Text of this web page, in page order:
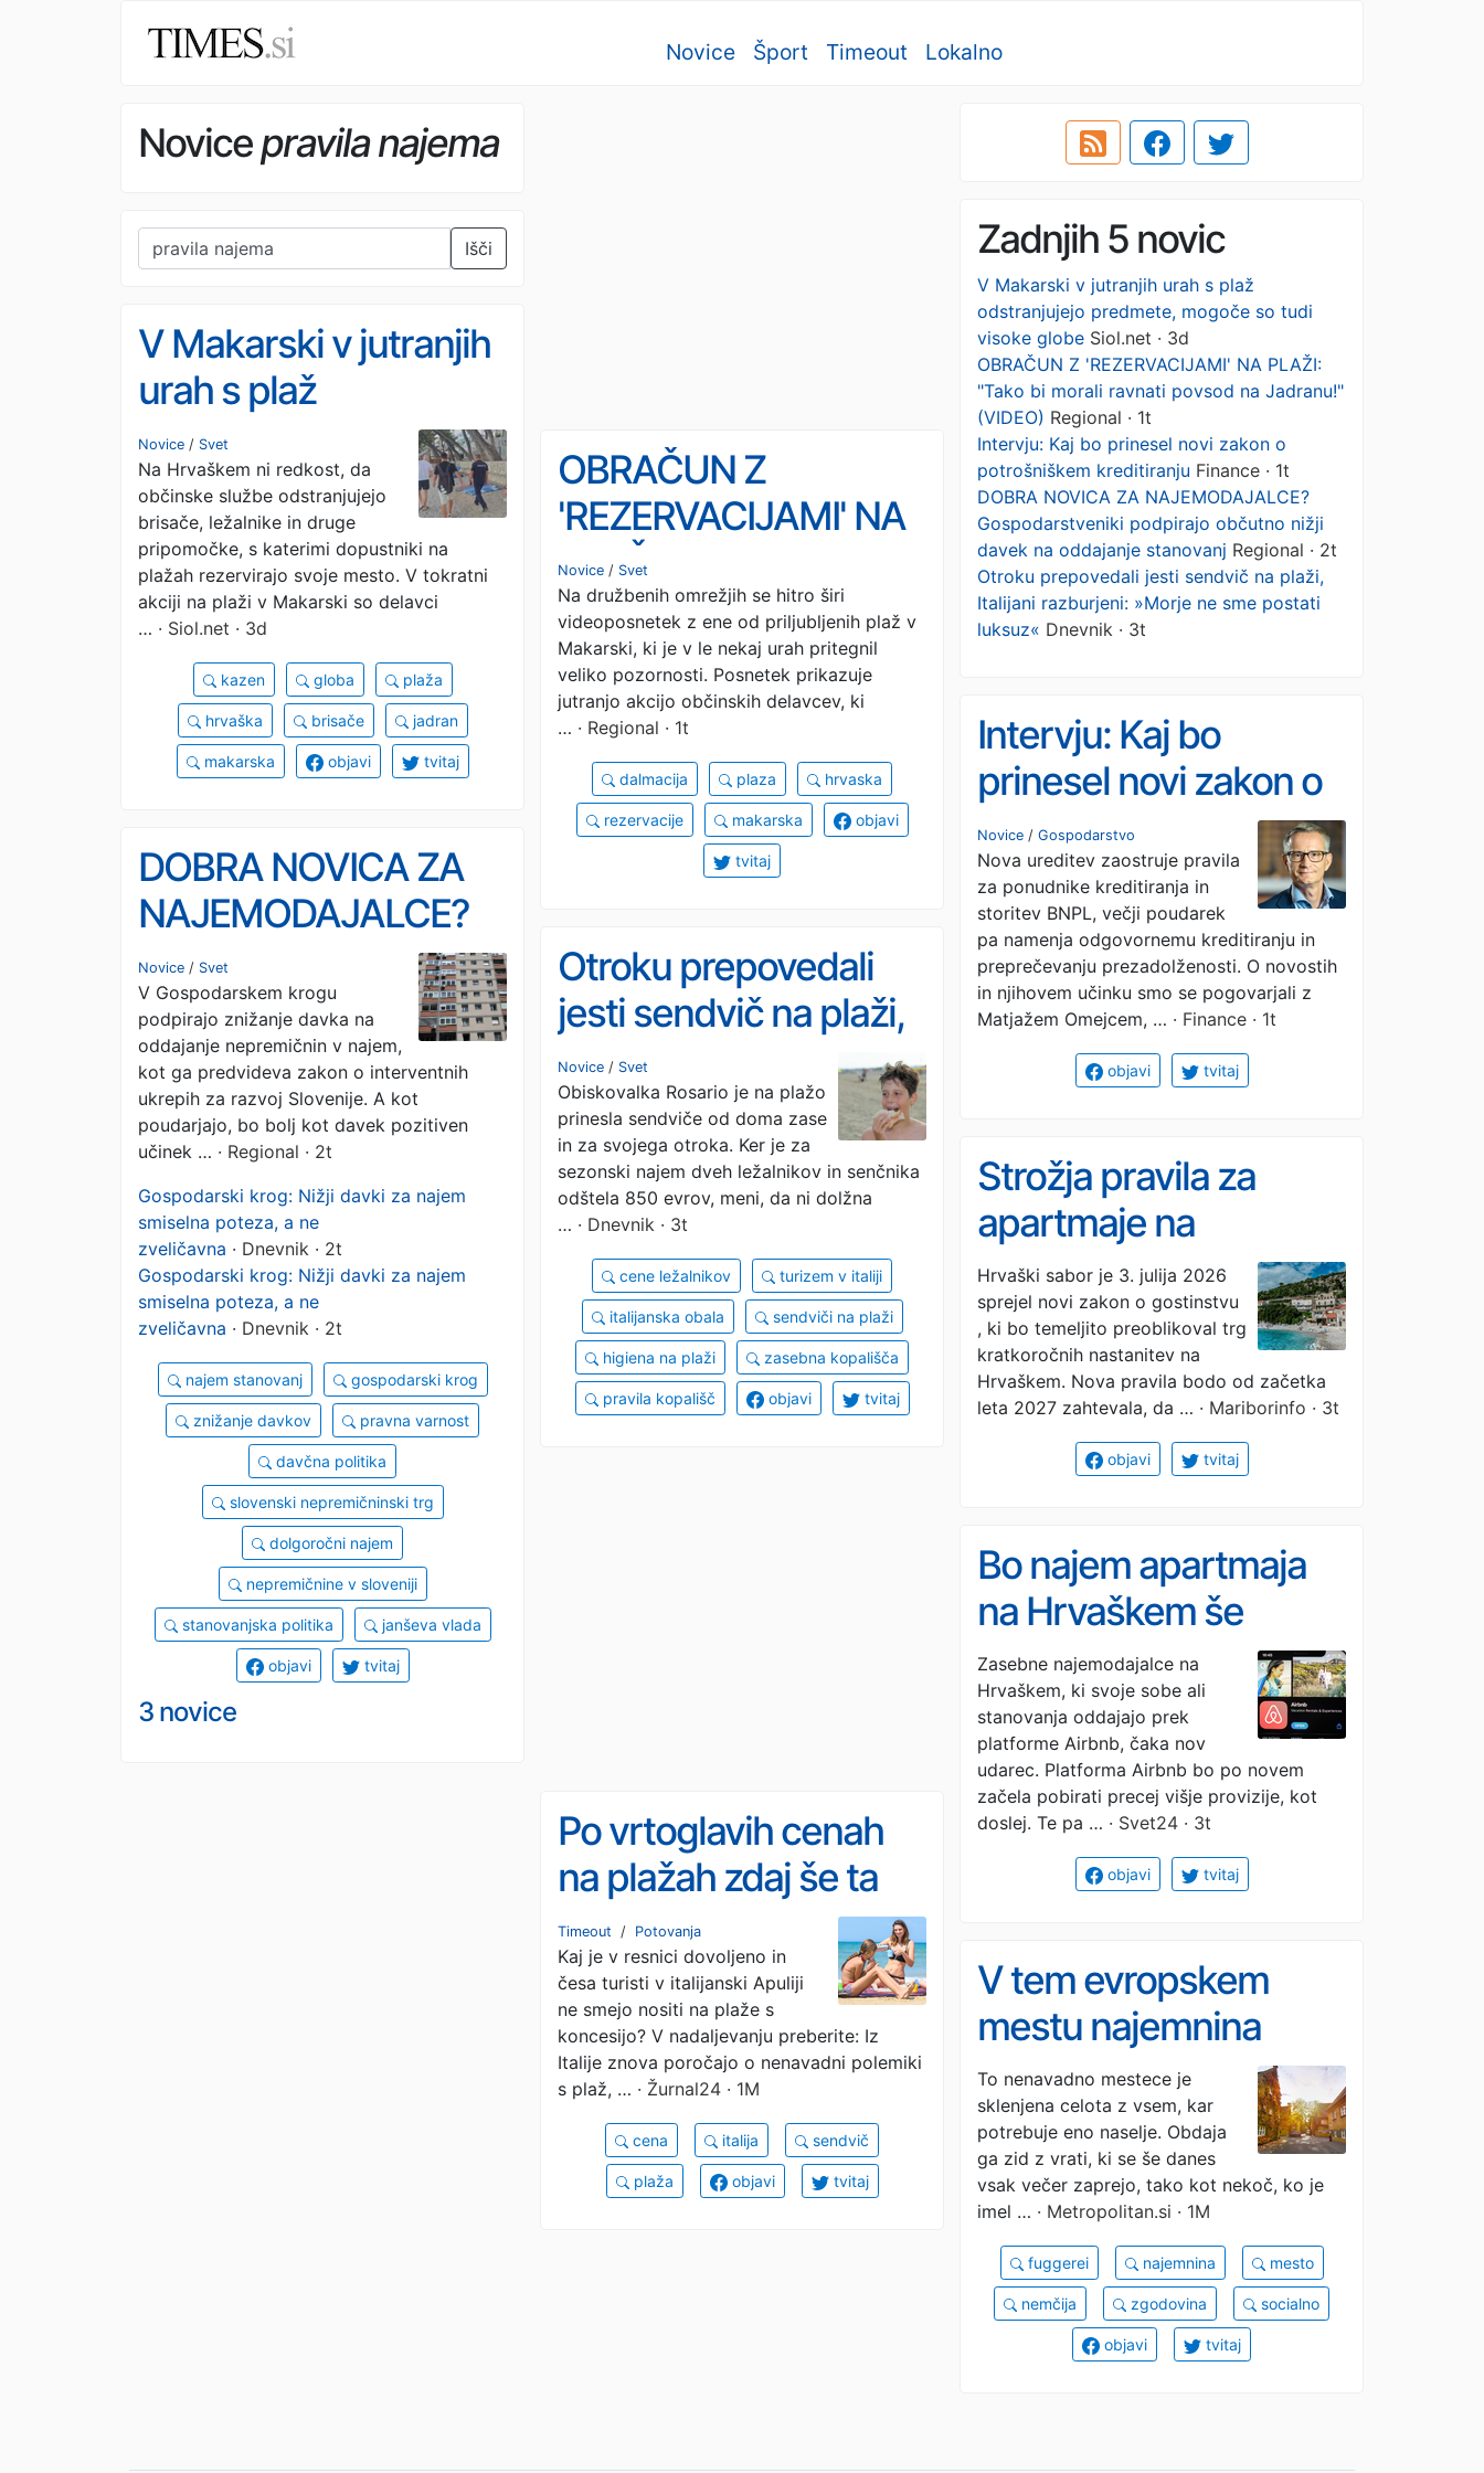
Novice Šport Timeout Lokalno
Novicepravila najema
Išči Zadnjih 5 novic
V Makarski v jutranjih urah s plaž
odstranjujejo predmete, mogoče so tudi
visoke globe Siol.net · 3d
OBRAČUN Z 'REZERVACIJAMI' NA PLAŽI:
"Tako bi morali ravnati povsod na Jadranu!"
(VIDEO) Regional · 1t
Intervju: Kaj bo prinesel novi zakon o
potrošniškem kreditiranju Finance · 1t
DOBRA NOVICA ZA NAJEMODAJALCE?
Gospodarstveniki podpirajo občutno nižji
davek na oddajanje stanovanj Regional · 2t
Otroku prepovedali jesti sendvič na plaži,
Italijani razburjeni: »Morje ne sme postati
luksuz« Dnevnik · 3t
V Makarski v jutranjih
urah s plaž
odstranjujejo
predmete, mogoče so
tudi visoke globe
Novice / Svet
Na Hrvaškem ni redkost, da
občinske službe odstranjujejo
brisače, ležalnike in druge
pripomočke, s katerimi dopustniki na
plažah rezervirajo svoje mesto. V tokratni
akciji na plaži v Makarski so delavci
… · Siol.net · 3d
kazen globa plaža
hrvaška brisače jadran
makarska objavi tvitaj
OBRAČUN Z
'REZERVACIJAMI' NA
PLAŽI: "Tako bi morali
ravnati povsod na
Jadranu!" (VIDEO)
Novice / Svet
Na družbenih omrežjih se hitro širi
videoposnetek z ene od priljubljenih plaž v
Makarski, ki je v le nekaj urah pritegnil
veliko pozornosti. Posnetek prikazuje
jutranjo akcijo občinskih delavcev, ki
… · Regional · 1t
dalmacija plaza hrvaska
rezervacije makarska objavi
tvitaj
Intervju: Kaj bo
prinesel novi zakon o
potrošniškem
kreditiranju
Novice / Gospodarstvo
Nova ureditev zaostruje pravila
za ponudnike kreditiranja in
storitev BNPL, večji poudarek
pa namenja odgovornemu kreditiranju in
preprečevanju prezadolženosti. O novostih
in njihovem učinku smo se pogovarjali z
Matjažem Omejcem, … · Finance · 1t
objavi tvitaj
DOBRA NOVICA ZA
NAJEMODAJALCE?
Gospodarstveniki
podpirajo občutno
nižji davek na
oddajanje stanovanj
Novice / Svet
V Gospodarskem krogu
podpirajo znižanje davka na
oddajanje nepremičnin v najem,
kot ga predvideva zakon o interventnih
ukrepih za razvoj Slovenije. A kot
poudarjajo, bo bolj kot davek pozitiven
učinek … · Regional · 2t
Gospodarski krog: Nižji davki za najem
smiselna poteza, a ne
zveličavna · Dnevnik · 2t
Gospodarski krog: Nižji davki za najem
smiselna poteza, a ne
zveličavna · Dnevnik · 2t
najem stanovanj gospodarski krog
znižanje davkov pravna varnost
davčna politika
slovenski nepremičninski trg
dolgoročni najem
nepremičnine v sloveniji
stanovanjska politika janševa vlada
objavi tvitaj
3 novice
Otroku prepovedali
jesti sendvič na plaži,
Italijani razburjeni:
»Morje ne sme postati
luksuz«
Novice / Svet
Obiskovalka Rosario je na plažo
prinesla sendviče od doma zase
in za svojega otroka. Ker je za
sezonski najem dveh ležalnikov in senčnika
odštela 850 evrov, meni, da ni dolžna
… · Dnevnik · 3t
cene ležalnikov turizem v italiji
italijanska obala sendviči na plaži
higiena na plaži zasebna kopališča
pravila kopališč objavi tvitaj
Strožja pravila za
apartmaje na
Hrvaškem, kaj se
spreminja za
slovenske
dopustnike?
Hrvaški sabor je 3. julija 2026
sprejel novi zakon o gostinstvu
, ki bo temeljito preoblikoval trg
kratkoročnih nastanitev na
Hrvaškem. Nova pravila bodo od začetka
leta 2027 zahtevala, da … · Mariborinfo · 3t
objavi tvitaj
Bo najem apartmaja
na Hrvaškem še
dražji? Nova pravila za
Airbnb
Zasebne najemodajalce na
Hrvaškem, ki svoje sobe ali
stanovanja oddajajo prek
platforme Airbnb, čaka nov
udarec. Platforma Airbnb bo po novem
začela pobirati precej višje provizije, kot
doslej. Te pa … · Svet24 · 3t
objavi tvitaj
Po vrtoglavih cenah
na plažah zdaj še ta
prepoved
Timeout / Potovanja
Kaj je v resnici dovoljeno in
česa turisti v italijanski Apuliji
ne smejo nositi na plaže s
koncesijo? V nadaljevanju preberite: Iz
Italije znova poročajo o nenavadni polemiki
s plaž, … · Žurnal24 · 1M
cena italija sendvič
plaža objavi tvitaj
V tem evropskem
mestu najemnina
znaša le 88 centov na
leto, inflacije pa ne
poznajo že 500 let
To nenavadno mestece je
sklenjena celota z vsem, kar
potrebuje eno naselje. Obdaja
ga zid z vrati, ki se še danes
vsak večer zaprejo, tako kot nekoč, ko je
imel … · Metropolitan.si · 1M
fuggerei najemnina mesto
nemčija zgodovina socialno
objavi tvitaj